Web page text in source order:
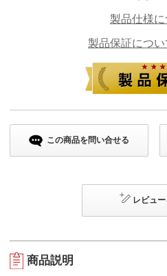
製品仕様に
製品保証につい
この商品を問い合せる
レビュー
商品説明